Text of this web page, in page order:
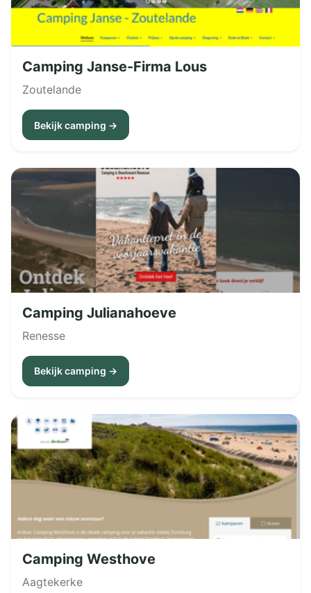
Camping Janse-Firma Lous
Zoutelande
Bekijk camping →
Camping Julianahoeve
Renesse
Bekijk camping →
Camping Westhove
Aagtekerke